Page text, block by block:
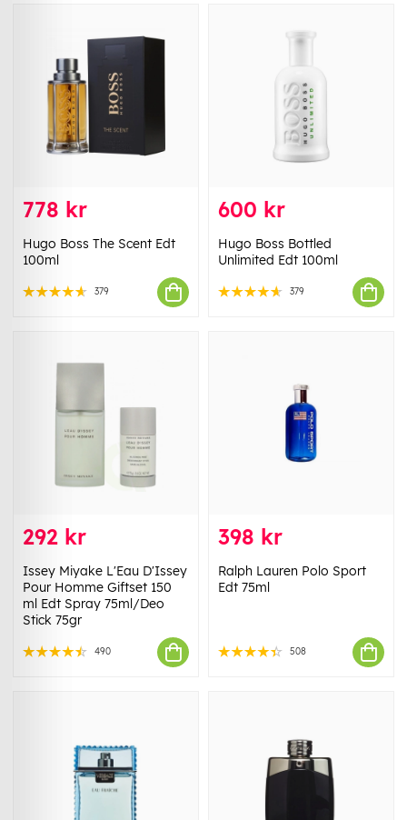
778 kr
Hugo Boss The Scent Edt
100ml
379
600 kr
Hugo Boss Bottled
Unlimited Edt 100ml
379
292 kr
Issey Miyake L'Eau D'Issey
Pour Homme Giftset 150
ml Edt Spray 75ml/Deo
Stick 75gr
490
398 kr
Ralph Lauren Polo Sport
Edt 75ml
508